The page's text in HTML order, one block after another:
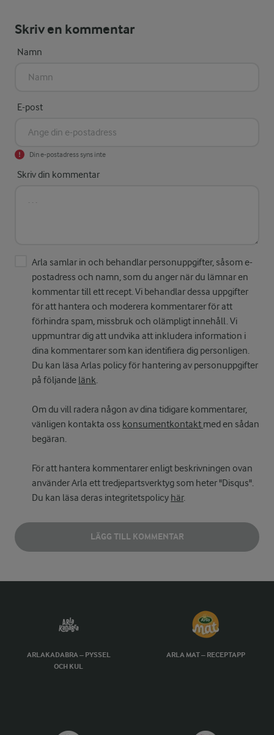
Skriv en kommentar
Namn
E-post
Din e-postadress syns inte
Skriv din kommentar
Arla samlar in och behandlar personuppgifter, såsom e-
postadress och namn, som du anger när du lämnar en
kommentar till ett recept. Vi behandlar dessa uppgifter
för att hantera och moderera kommentarer för att
förhindra spam, missbruk och olämpligt innehåll. Vi
uppmuntrar dig att undvika att inkludera information i
dina kommentarer som kan identifiera dig personligen.
Du kan läsa Arlas policy för hantering av personuppgifter
på följande länk.
Om du vill radera någon av dina tidigare kommentarer,
vänligen kontakta oss konsumentkontakt med en sådan
begäran.
För att hantera kommentarer enligt beskrivningen ovan
använder Arla ett tredjepartsverktyg som heter "Disqus".
Du kan läsa deras integritetspolicy här.
LÄGG TILL KOMMENTAR
ARLAKADABRA – PYSSEL
OCH KUL
ARLA MAT – RECEPTAPP